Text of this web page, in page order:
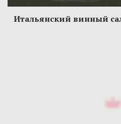
Итальянский винный